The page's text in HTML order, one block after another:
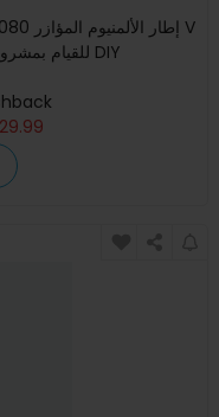
باللون الأسود لأداة الآلة CNC للقيام بمشروع DIY
29.99